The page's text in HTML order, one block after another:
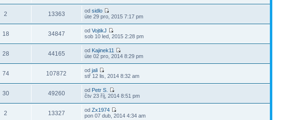
2 13363 odsidlo
úte 29 pro, 2015 7:17 pm
18 34847 odVojtikJ
sob 10 led, 2015 2:28 pm
28 44165 od Kajinek11
úte 02 pro, 2014 8:29 pm
74 107872 odjali
stř 12 lis, 2014 8:32 am
30 49260 od Petr S.
čtv 23 říj, 2014 8:51 pm
2 13327 odZx1974
pon 07 dub, 2014 4:34 am